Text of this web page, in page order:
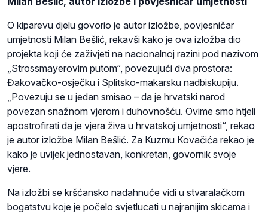
O kiparevu djelu govorio je autor izložbe, povjesničar
umjetnosti Milan Bešlić, rekavši kako je ova izložba dio
projekta koji će zaživjeti na nacionalnoj razini pod nazivom
„Strossmayerovim putom“, povezujući dva prostora:
Đakovačko-osječku i Splitsko-makarsku nadbiskupiju.
„Povezuju se u jedan smisao – da je hrvatski narod
povezan snažnom vjerom i duhovnošću. Ovime smo htjeli
apostrofirati da je vjera živa u hrvatskoj umjetnosti“, rekao
je autor izložbe Milan Bešlić. Za Kuzmu Kovačića rekao je
kako je uvijek jednostavan, konkretan, govornik svoje
vjere.
Na izložbi se kršćansko nadahnuće vidi u stvaralačkom
bogatstvu koje je počelo svjetlucati u najranijim skicama i